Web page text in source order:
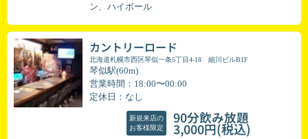
ン、ハイボール
カントリーロード
北海道札幌市西区琴似一条5丁目4-18 細川ビルB1F
琴似駅(60m)
営業時間：18:00〜00:00
定休日：なし
新規来店の
お客様限定
90分飲み放題
3,000円(税込)